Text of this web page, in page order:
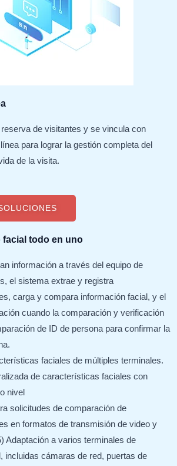
de visitantes y se vincula con
para lograr la gestión completa del
de la visita.
todo en uno
información a través del equipo de
el sistema extrae y registra
carga y compara información facial, y el
cuando la comparación y verificación
de ID de persona para confirmar la
faciales de múltiples terminales.
de características faciales con
nivel
solicitudes de comparación de
en formatos de transmisión de video y
Adaptación a varios terminales de
incluidas cámaras de red, puertas de